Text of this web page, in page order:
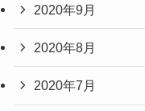
2020年9月
2020年8月
2020年7月